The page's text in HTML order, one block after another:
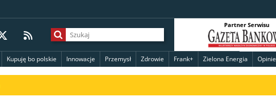
Partner Serwisu
Kupuję bo polskie Innowacje Przemysł Zdrowie Frank+ Zielona Energia Opinie